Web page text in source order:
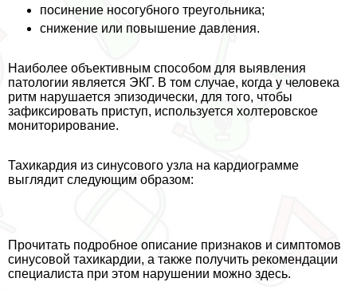
посинение носогубного треугольника;
снижение или повышение давления.
Наиболее объективным способом для выявления
патологии является ЭКГ. В том случае, когда у человека
ритм нарушается эпизодически, для того, чтобы
зафиксировать приступ, используется холтеровское
мониторирование.
Тахикардия из синусового узла на кардиограмме
выглядит следующим образом:
Прочитать подробное описание признаков и симптомов
синусовой тахикардии, а также получить рекомендации
специалиста при этом нарушении можно здесь.